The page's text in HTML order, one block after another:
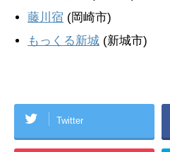
藤川宿 (岡崎市)
もっくる新城 (新城市)
Twitter